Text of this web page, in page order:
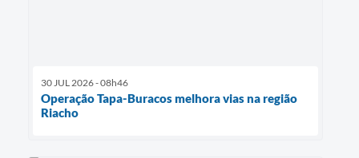
30 JUL 2026 - 08h46
Operação Tapa-Buracos melhora vias na região
Riacho